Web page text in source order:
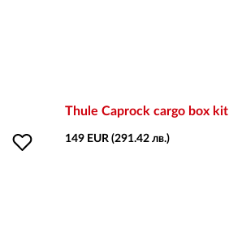
Thule Caprock cargo box kit
149 EUR (291.42 лв.)